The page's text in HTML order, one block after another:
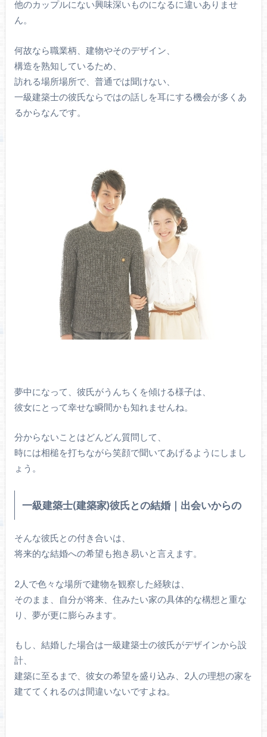
他のカップルにない興味深いものになるに違いありませ
ん。
何故なら職業柄、建物やそのデザイン、
構造を熟知しているため、
訪れる場所場所で、普通では聞けない、
一級建築士の彼氏ならではの話しを耳にする機会が多くあ
るからなんです。
夢中になって、彼氏がうんちくを傾ける様子は、
彼女にとって幸せな瞬間かも知れませんね。
分からないことはどんどん質問して、
時には相槌を打ちながら笑顔で聞いてあげるようにしまし
ょう。
一級建築士(建築家)彼氏との結婚｜出会いからの
そんな彼氏との付き合いは、
将来的な結婚への希望も抱き易いと言えます。
2人で色々な場所で建物を観察した経験は、
そのまま、自分が将来、住みたい家の具体的な構想と重な
り、夢が更に膨らみます。
もし、結婚した場合は一級建築士の彼氏がデザインから設
計、
建築に至るまで、彼女の希望を盛り込み、2人の理想の家を
建ててくれるのは間違いないですよね。